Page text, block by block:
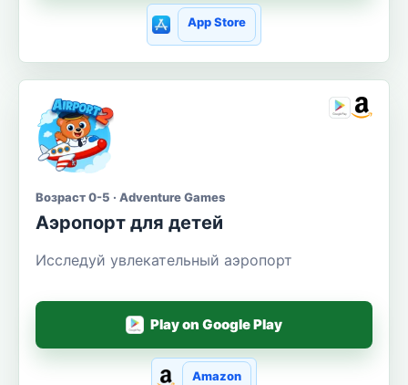
App Store
Возраст 0-5 · Adventure Games
Аэропорт для детей
Исследуй увлекательный аэропорт
Play on Google Play
Amazon